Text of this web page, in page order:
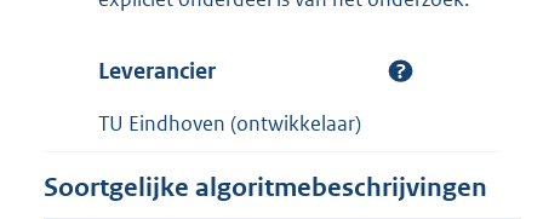
Leverancier
TU Eindhoven (ontwikkelaar)
Soortgelijke algoritmebeschrijvingen